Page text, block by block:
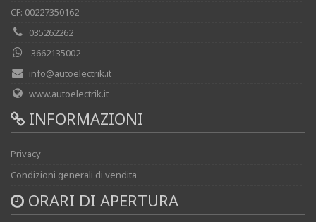
CF: 00227350162
035262262
3662135002
info@autoelectrik.it
www.autoelectrik.it
INFORMAZIONI
Privacy
Condizioni generali di vendita
ORARI DI APERTURA